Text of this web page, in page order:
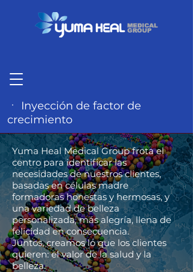
ㆍ Inyección de factor de
crecimiento
Yuma Heal Medical Group frota el
centro para identificar las
necesidades de nuestros clientes,
basadas en células madre
formadoras honestas y hermosas, y
una variedad de belleza
personalizada, más alegría, llena de
felicidad en consecuencia.
Juntos, creamos lo que los clientes
quieren: el valor de la salud y la
belleza.